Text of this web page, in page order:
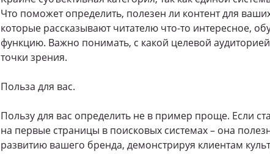
Что поможет определить, полезен ли контент для
которые рассказывают читателю что-то интересное,
функцию. Важно понимать, с какой целевой
точки зрения.
Польза для вас.
Пользу для вас определить не в пример проще. Если
на первые страницы в поисковых системах – она
развитию вашего бренда, демонстрируя клиентам